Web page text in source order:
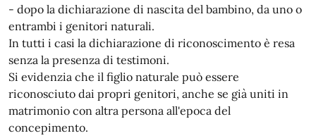
- dopo la dichiarazione di nascita del bambino, da uno o
entrambi i genitori naturali.
In tutti i casi la dichiarazione di riconoscimento è resa
senza la presenza di testimoni.
Si evidenzia che il figlio naturale può essere
riconosciuto dai propri genitori, anche se già uniti in
matrimonio con altra persona all'epoca del
concepimento.